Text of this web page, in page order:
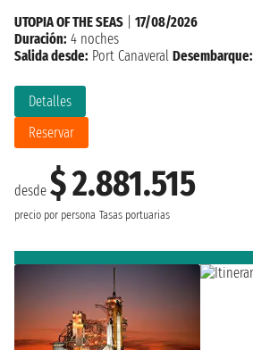
desde $ 2.881.515
precio por persona Tasas portuarias
Detalles
Reservar
UTOPIA OF THE SEAS
17/08/2026
Duración: 4 noches
Salida desde: Port Canaveral Desembarque: